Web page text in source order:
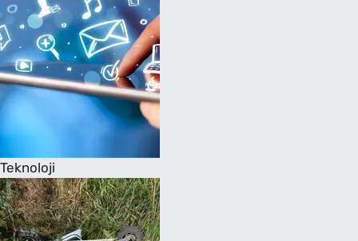
Teknoloji